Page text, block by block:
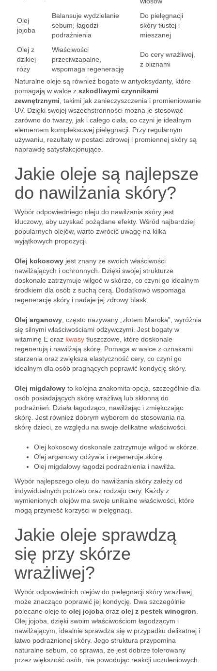
Olej
jojoba
Balansuje wydzielanie
sebum, łagodzi
podrażnienia
Do pielęgnacji
skóry tłustej i
mieszanej
Olej z
dzikiej
róży
Właściwości
przeciwzapalne,
wspomaga regenerację
Do cery wrażliwej,
z bliznami
Naturalne oleje są również bogate w antyoksydanty, które
pomagają w walce z szkodliwymi czynnikami
zewnętrznymi , takimi jak zanieczyszczenia i promieniowanie
UV. Dzięki swojej wszechstronności można je stosować
zarówno do twarzy, jak i całego ciała, co czyni je idealnym
elementem kompleksowej pielęgnacji. Przy regularnym
używaniu, rezultaty w postaci zdrowej i promiennej skóry są
naprawdę satysfakcjonujące.
Jakie oleje są najlepsze
do nawilżania skóry?
Wybór odpowiedniego oleju do nawilżania skóry jest
kluczowy, aby uzyskać pożądane efekty. Wśród najbardziej
popularnych olejów, warto zwrócić uwagę na kilka
wyjątkowych propozycji.
Olej kokosowy jest znany ze swoich właściwości
nawilżających i ochronnych. Dzięki swojej strukturze
doskonale zatrzymuje wilgoć w skórze, co czyni go idealnym
środkiem dla osób z suchą cerą. Dodatkowo wspomaga
regenerację skóry i nadaje jej zdrowy blask.
Olej arganowy , często nazywany „złotem Maroka”, wyróżnia
się silnymi właściwościami odżywczymi. Jest bogaty w
witaminę E oraz kwasy tłuszczowe, które doskonale
regenerują i nawilżają skórę. Pomaga w walce z oznakami
starzenia oraz zwiększa elastyczność cery, co czyni go
idealnym dla osób pragnących poprawić kondycję skóry.
Olej migdałowy to kolejna znakomita opcja, szczególnie dla
osób posiadających skórę wrażliwą lub skłonną do
podrażnień. Działa łagodząco, nawilżając i zmiękczając
skórę. Jest również dobrym wyborem do stosowania na
skórę dzieci, ze względu na swoje delikatne właściwości.
Olej kokosowy doskonale zatrzymuje wilgoć w skórze.
Olej arganowy odżywia i regeneruje skórę.
Olej migdałowy łagodzi podrażnienia i nawilża.
Wybór najlepszego oleju do nawilżania skóry zależy od
indywidualnych potrzeb oraz rodzaju cery. Każdy z
wymienionych olejów ma swoje unikalne właściwości, które
mogą przynieść korzyści w pielęgnacji.
Jakie oleje sprawdzą
się przy skórze
wrażliwej?
Wybór odpowiednich olejów do pielęgnacji skóry wrażliwej
może znacząco poprawić jej kondycję. Dwa szczególnie
polecane oleje to olej jojoba oraz olej z pestek winogron
Olej jojoba, dzięki swoim właściwościom łagodzącym i
nawilżającym, idealnie sprawdza się w przypadku delikatnej i
łatwo podrażnionej skóry. Jego struktura przypomina
naturalne sebum, co sprawia, że jest dobrze tolerowany
przez większość osób, nie powodując reakcji uczuleniowych.